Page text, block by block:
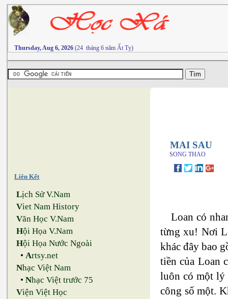
Thursday, Aug 6, 2026 (24 tháng 6 năm Ất Tỵ)
Liên Kết
Lịch Sử V.Nam
Viet Nam History
Văn Học V.Nam
Hội Họa V.Nam
Hội Họa Nước Ngoài
•Artsy.net
Nhạc Việt Nam
•Nhạc Việt trước 75
Viện Việt Học
MAI SAU
SONG THAO
Loan có
từng xu! Nơi
khác đây bao
tiền của Loan
luôn có một lý
công số một.